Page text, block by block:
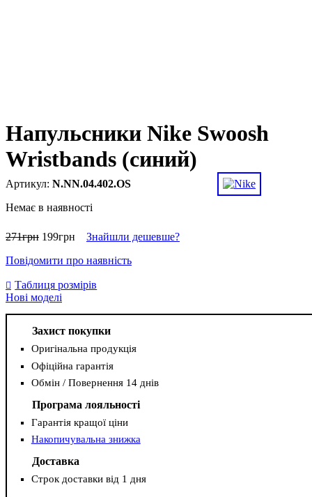
Напульсники Nike Swoosh
Wristbands (синий)
N.NN.04.402.OS
Немає в наявності
271грн 199грн
Знайшли дешевше?
Повідомити про наявність
Таблиця розмірів
Нові моделі
Захист покупки
Оригінальна продукція
Офіційна гарантія
Обмін / Повернення 14 днів
Програма лояльності
Гарантія кращої ціни
Накопичувальна знижка
Доставка
Строк доставки від 1 дня